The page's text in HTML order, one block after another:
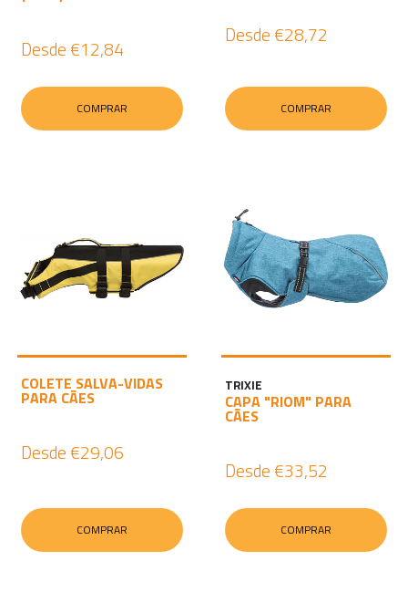
Desde €12,84
COMPRAR
Desde €28,72
COMPRAR
COLETE SALVA-VIDAS
PARA CÃES
Desde €29,06
COMPRAR
TRIXIE
CAPA "RIOM" PARA
CÃES
Desde €33,52
COMPRAR